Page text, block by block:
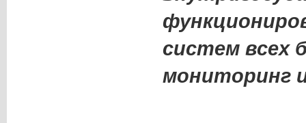
систем всех
мониторинг